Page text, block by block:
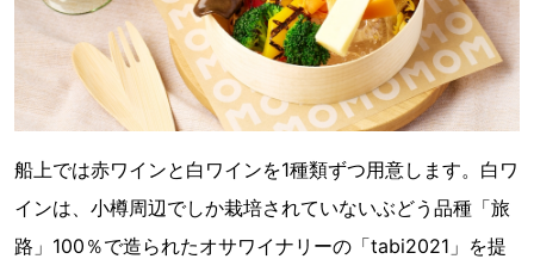
船上では赤ワインと白ワインを1種類ずつ用意します。白ワ
インは、小樽周辺でしか栽培されていないぶどう品種「旅
路」100％で造られたオサワイナリーの「tabi2021」を提